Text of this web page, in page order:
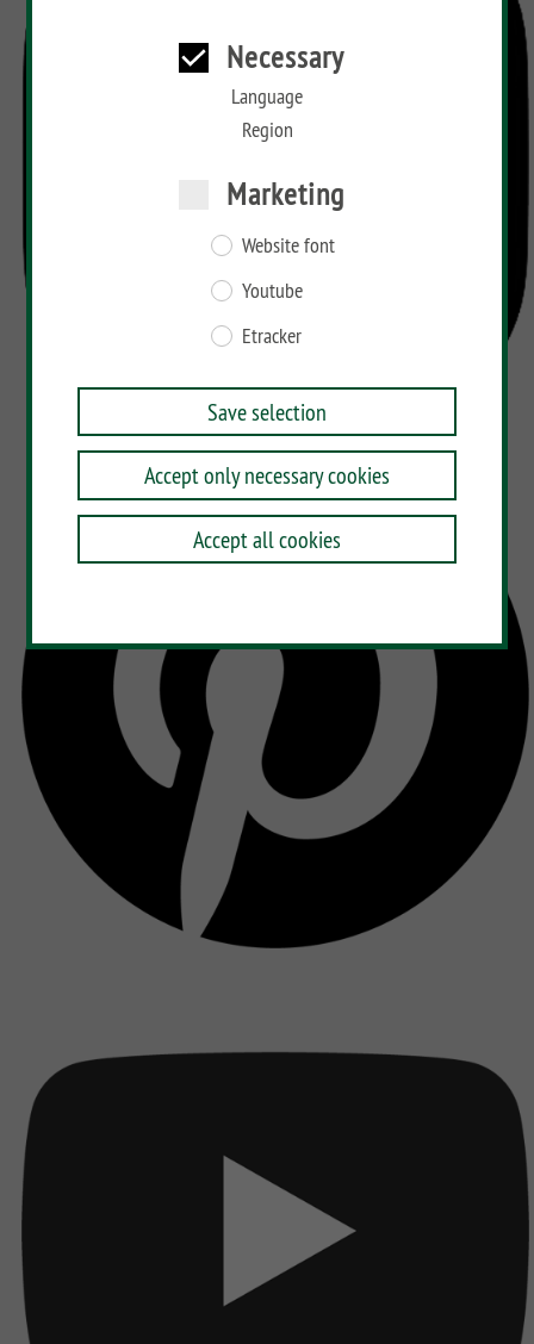
Necessary
Language
Region
Marketing
Website font
Youtube
Etracker
Save selection
Accept only necessary cookies
Accept all cookies